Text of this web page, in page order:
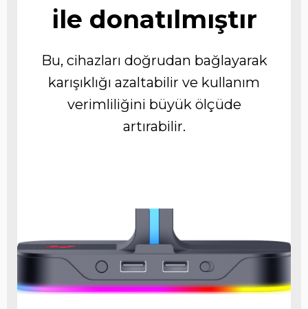
ile donatılmıştır
Bu, cihazları doğrudan bağlayarak
karışıklığı azaltabilir ve kullanım
verimliliğini büyük ölçüde
artırabilir.